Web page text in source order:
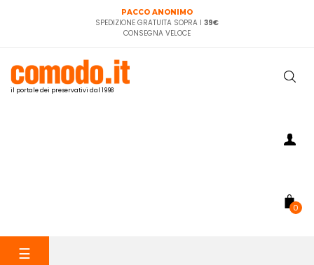
PACCO ANONIMO
SPEDIZIONE GRATUITA SOPRA I 39€
CONSEGNA VELOCE
il portale dei preservativi dal 1998
0
navigazione
☰